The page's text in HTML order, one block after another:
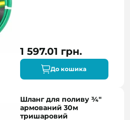
1 597.01 грн.
До кошика
Шланг для поливу ¾"
армований 30м
тришаровий